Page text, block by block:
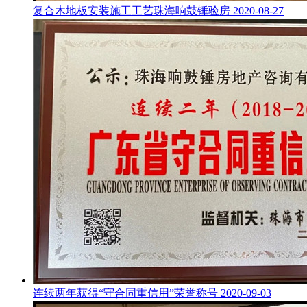
复合木地板安装施工工艺珠海响鼓锤验房 2020-08-27
连续两年获得“守合同重信用”荣誉称号 2020-09-03